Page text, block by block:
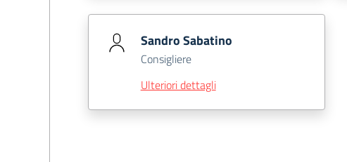
Sandro Sabatino
Consigliere
Ulteriori dettagli